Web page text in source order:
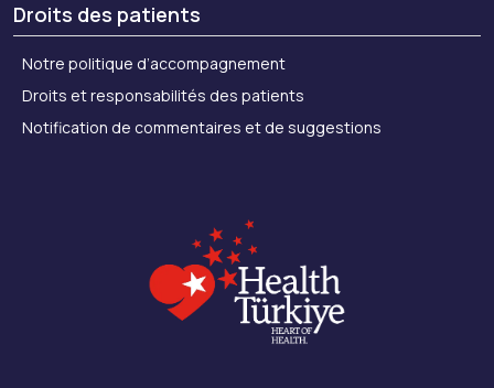
Droits des patients
Notre politique d’accompagnement
Droits et responsabilités des patients
Notification de commentaires et de suggestions